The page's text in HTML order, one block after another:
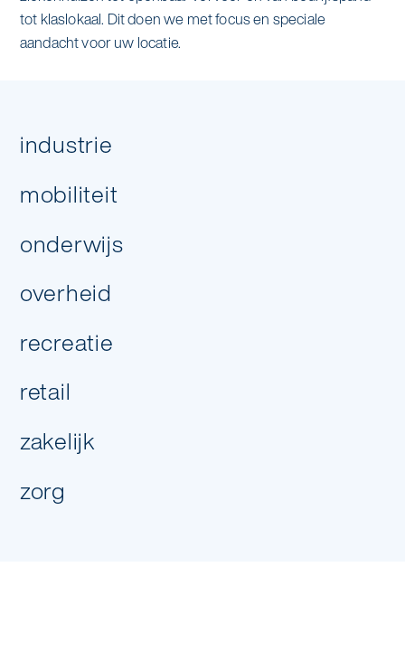
Hoeveel dagen per week heb je
schoonmaak nodig?
volgende stap
tot klaslokaal. Dit doen we met focus en speciale
aandacht voor uw locatie.
industrie
mobiliteit
onderwijs
overheid
recreatie
retail
zakelijk
zorg